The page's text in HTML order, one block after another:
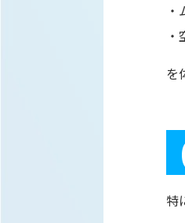
を
特